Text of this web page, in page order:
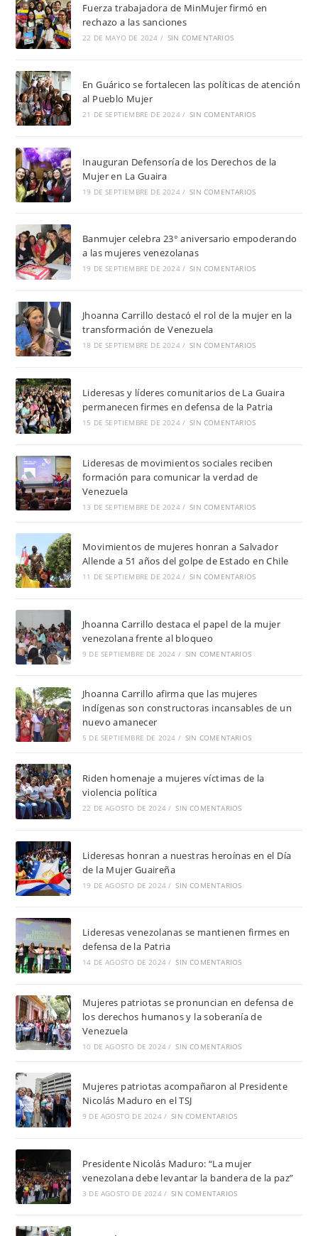
Fuerza trabajadora de MinMujer firmó en
rechazo a las sanciones
22 DE MAYO DE 2024 / SIN COMENTARIOS
En Guárico se fortalecen las políticas de atención
al Pueblo Mujer
21 DE SEPTIEMBRE DE 2024 / SIN COMENTARIOS
Inauguran Defensoría de los Derechos de la
Mujer en La Guaira
19 DE SEPTIEMBRE DE 2024 / SIN COMENTARIOS
Banmujer celebra 23° aniversario empoderando
a las mujeres venezolanas
19 DE SEPTIEMBRE DE 2024 / SIN COMENTARIOS
Jhoanna Carrillo destacó el rol de la mujer en la
transformación de Venezuela
18 DE SEPTIEMBRE DE 2024 / SIN COMENTARIOS
Lideresas y líderes comunitarios de La Guaira
permanecen firmes en defensa de la Patria
15 DE SEPTIEMBRE DE 2024 / SIN COMENTARIOS
Lideresas de movimientos sociales reciben
formación para comunicar la verdad de
Venezuela
13 DE SEPTIEMBRE DE 2024 / SIN COMENTARIOS
Movimientos de mujeres honran a Salvador
Allende a 51 años del golpe de Estado en Chile
11 DE SEPTIEMBRE DE 2024 / SIN COMENTARIOS
Jhoanna Carrillo destaca el papel de la mujer
venezolana frente al bloqueo
9 DE SEPTIEMBRE DE 2024 / SIN COMENTARIOS
Jhoanna Carrillo afirma que las mujeres
indígenas son constructoras incansables de un
nuevo amanecer
5 DE SEPTIEMBRE DE 2024 / SIN COMENTARIOS
Riden homenaje a mujeres víctimas de la
violencia política
22 DE AGOSTO DE 2024 / SIN COMENTARIOS
Lideresas honran a nuestras heroínas en el Día
de la Mujer Guaireña
19 DE AGOSTO DE 2024 / SIN COMENTARIOS
Lideresas venezolanas se mantienen firmes en
defensa de la Patria
14 DE AGOSTO DE 2024 / SIN COMENTARIOS
Mujeres patriotas se pronuncian en defensa de
los derechos humanos y la soberanía de
Venezuela
10 DE AGOSTO DE 2024 / SIN COMENTARIOS
Mujeres patriotas acompañaron al Presidente
Nicolás Maduro en el TSJ
9 DE AGOSTO DE 2024 / SIN COMENTARIOS
Presidente Nicolás Maduro: “La mujer
venezolana debe levantar la bandera de la paz”
3 DE AGOSTO DE 2024 / SIN COMENTARIOS